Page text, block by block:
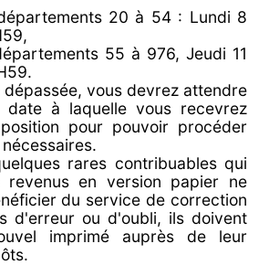
20 à 54 : Lundi 8
55 à 976, Jeudi 11
vous devrez attendre
date à laquelle vous recevrez
pour pouvoir procéder
rares contribuables qui
revenus en version papier ne
du service de correction
d'erreur ou d'oubli, ils doivent
imprimé auprès de leur